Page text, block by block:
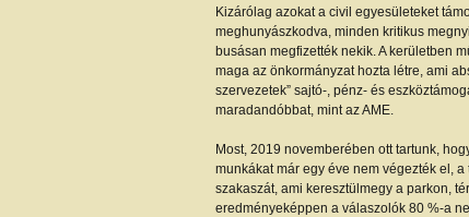
Kizárólag azokat a civil egyesületeket
meghunyászkodva, minden kritikus
busásan megfizették nekik. A kerületben
maga az önkormányzat hozta létre, ami
szervezetek” sajtó-, pénz- és
maradandóbbat, mint az AME.
Most, 2019 novemberében ott tartunk,
munkákat már egy éve nem végezték el,
szakaszát, ami keresztülmegy a parkon,
eredményeképpen a válaszolók 80 %-a